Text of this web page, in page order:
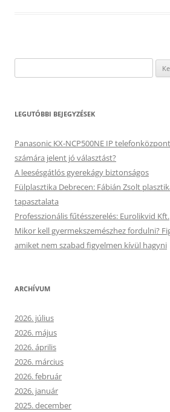
LEGUTÓBBI BEJEGYZÉSEK
Panasonic KX-NCP500NE IP
számára jelent jó választást?
A leesésgátlós gyerekágy biztonságos
Fülplasztika Debrecen: Fábián Zsolt
tapasztalata
Professzionális fűtésszerelés: Eurolikvid Kft.
Mikor kell gyermekszemészhez fordulni?
amiket nem szabad figyelmen kívül hagyni
ARCHÍVUM
2026. július
2026. május
2026. április
2026. március
2026. február
2026. január
2025. december